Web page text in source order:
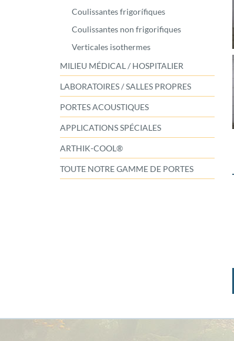
Coulissantes frigorífiques
Coulissantes non frigorifiques
Verticales isothermes
MILIEU MÉDICAL / HOSPITALIER
LABORATOIRES / SALLES PROPRES
PORTES ACOUSTIQUES
APPLICATIONS SPÉCIALES
ARTHIK-COOL®
TOUTE NOTRE GAMME DE PORTES